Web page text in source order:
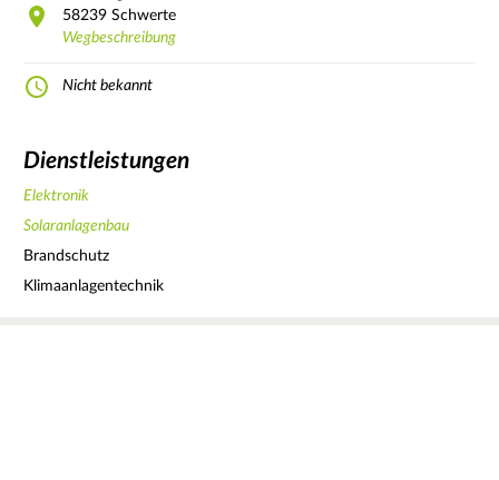
58239 Schwerte
Wegbeschreibung
Nicht bekannt
Dienstleistungen
Elektronik
Solaranlagenbau
Brandschutz
Klimaanlagentechnik